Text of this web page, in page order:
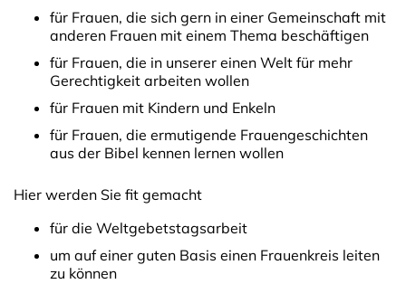
für Frauen, die sich gern in einer Gemeinschaft mit
anderen Frauen mit einem Thema beschäftigen
für Frauen, die in unserer einen Welt für mehr
Gerechtigkeit arbeiten wollen
für Frauen mit Kindern und Enkeln
für Frauen, die ermutigende Frauengeschichten
aus der Bibel kennen lernen wollen
Hier werden Sie fit gemacht
für die Weltgebetstagsarbeit
um auf einer guten Basis einen Frauenkreis leiten
zu können